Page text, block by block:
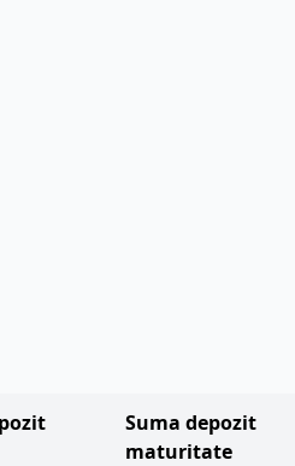
Suma depozit
maturitate